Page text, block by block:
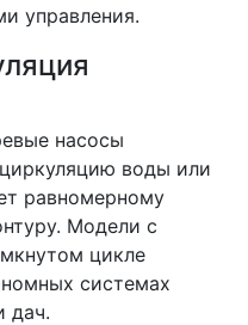
управления.
насосы
воды или
равномерному
Модели с
цикле
системах
дач.